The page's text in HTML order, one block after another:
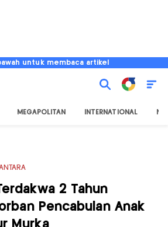
untuk membaca artikel
MEGAPOLITAN INTERNATIONAL
2 Tahun
Pencabulan Anak
Murka